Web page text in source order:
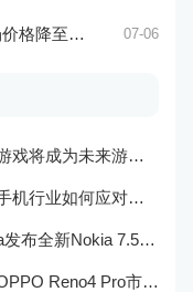
元以下 07-06
忠机者手机专卖平台：移动游戏将成为未来游戏市场的重要组成部分
忠机者手机专卖平台：二手手机行业如何应对大数据的应用
忠机者手机专卖平台：Nokia发布全新Nokia 7.5，搭载大电池和优化相机
忠机者手机专卖平台：二手OPPO Reno4 Pro市场价格持续上涨